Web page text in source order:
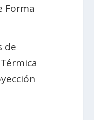
Forma
de